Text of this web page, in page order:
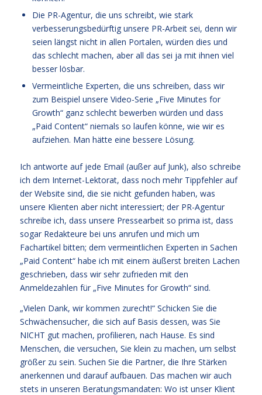
Die PR-Agentur, die uns schreibt, wie stark
verbesserungsbedürftig unsere PR-Arbeit sei, denn wir
seien längst nicht in allen Portalen, würden dies und
das schlecht machen, aber all das sei ja mit ihnen viel
besser lösbar.
Vermeintliche Experten, die uns schreiben, dass wir
zum Beispiel unsere Video-Serie „Five Minutes for
Growth“ ganz schlecht bewerben würden und dass
„Paid Content“ niemals so laufen könne, wie wir es
aufziehen. Man hätte eine bessere Lösung.
Ich antworte auf jede Email (außer auf Junk), also schreibe
ich dem Internet-Lektorat, dass noch mehr Tippfehler auf
der Website sind, die sie nicht gefunden haben, was
unsere Klienten aber nicht interessiert; der PR-Agentur
schreibe ich, dass unsere Pressearbeit so prima ist, dass
sogar Redakteure bei uns anrufen und mich um
Fachartikel bitten; dem vermeintlichen Experten in Sachen
„Paid Content“ habe ich mit einem äußerst breiten Lachen
geschrieben, dass wir sehr zufrieden mit den
Anmeldezahlen für „Five Minutes for Growth“ sind.
„Vielen Dank, wir kommen zurecht!“ Schicken Sie die
Schwächensucher, die sich auf Basis dessen, was Sie
NICHT gut machen, profilieren, nach Hause. Es sind
Menschen, die versuchen, Sie klein zu machen, um selbst
größer zu sein. Suchen Sie die Partner, die Ihre Stärken
anerkennen und darauf aufbauen. Das machen wir auch
stets in unseren Beratungsmandaten: Wo ist unser Klient